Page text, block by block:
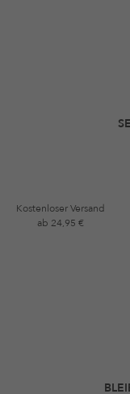
Kostenloser Versand
ab 24,95 €